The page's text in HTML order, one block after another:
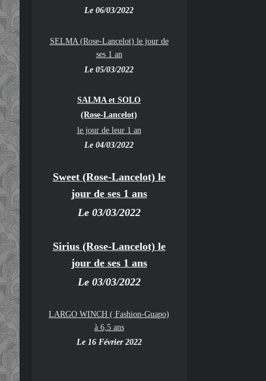
Le 06/03/2022
SELMA (Rose-Lancelot) le jour de
ses 1 an
Le 05/03/2022
SALMA et SOLO
(Rose-Lancelot)
le jour de leur 1 an
Le 04/03/2022
Sweet (Rose-Lancelot) le
jour de ses 1 ans
Le 03/03/2022
Sirius (Rose-Lancelot) le
jour de ses 1 ans
Le 03/03/2022
LARGO WINCH ( Fashion-Guapo)
à 6,5 ans
Le 16 Février 2022